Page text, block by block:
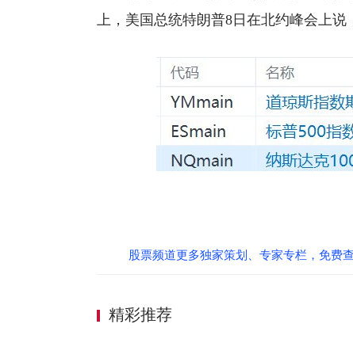
上，美国总统特朗普8日在北约峰会上说
股票频道更多独家策划、专家专栏，免费
精彩推荐